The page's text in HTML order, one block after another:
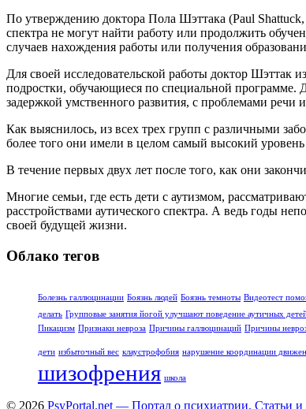
По утверждению доктора Пола Шэттака (Paul
спектра не могут найти работу или продолжить
случаев нахождения работы или получения
Для своей исследовательской работы доктор Шэттак
подростки, обучающиеся по специальной программе.
задержкой умственного развития, с проблемами речи
Как выяснилось, из всех трех групп с различными
более того они имели в целом самый высокий
В течение первых двух лет после того, как они
Многие семьи, где есть дети с аутизмом,
расстройствами аутического спектра. А ведь годы
своей будущей жизни.
Облако тегов
Болезнь галлюцинации Боязнь людей Боязнь темноты Видеотест
делать Групповые занятия йогой улучшают поведение аутичных
Пикацизм Признаки невроза Причины галлюцинаций Причины
дети избыточный вес клаустрофобия нарушение координации
шизофрения школа
© 2026 PsyPortal.net — Портал о психиатрии. Статьи и